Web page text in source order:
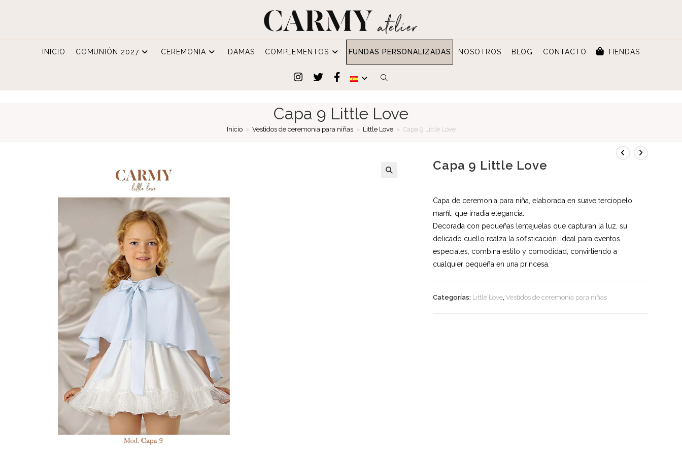
INICIO COMUNIÓN 2027 CEREMONIA DAMAS COMPLEMENTOS FUNDAS PERSONALIZADAS NOSOTROS BLOG CONTACTO TIENDAS
ALTERNAR
WEB
Capa 9 Little Love
Inicio > Vestidos de ceremonia para niñas > Little Love > Capa 9 Little Love
Capa 9 Little Love
Capa de ceremonia para niña, elaborada en suave terciopelo
marfil, que irradia elegancia.
Decorada con pequeñas lentejuelas que capturan la luz, su
delicado cuello realza la sofisticación. Ideal para eventos
especiales, combina estilo y comodidad, convirtiendo a
cualquier pequeña en una princesa.
Categorías: Little Love,Vestidos de ceremonia para niñas